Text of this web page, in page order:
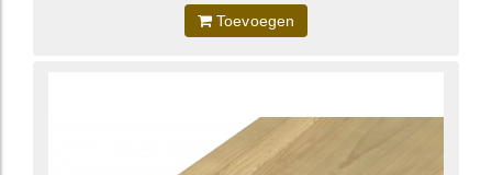
Toevoegen